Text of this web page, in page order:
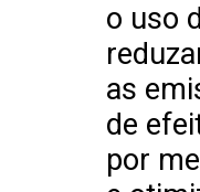
o uso
as
de
por